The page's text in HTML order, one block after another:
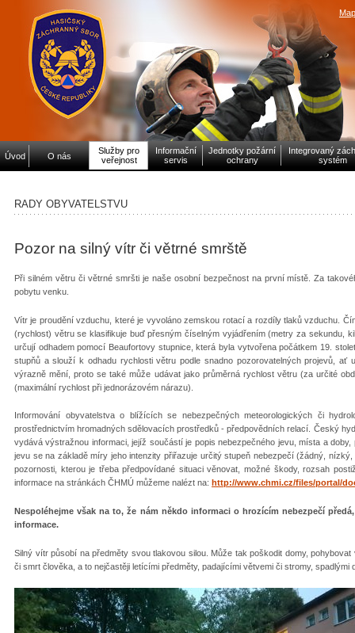
Úvod O nás
Služby pro
veřejnost
Informační
servis
Jednotky požární
ochrany
Integrovaný
systém
RADY OBYVATELSTVU
Pozor na silný vítr či větrné smrště
Při silném větru či větrné smršti je naše osobní bezpečnost na první místě. Za
pobytu venku.
Vítr je proudění vzduchu, které je vyvoláno zemskou rotací a rozdíly tlaků vzduchu.
(rychlost) větru se klasifikuje buď přesným číselným vyjádřením (metry za sekundu,
určují odhadem pomocí Beaufortovy stupnice, která byla vytvořena počátkem 19.
stupňů a slouží k odhadu rychlosti větru podle snadno pozorovatelných projevů,
výrazně mění, proto se také může udávat jako průměrná rychlost větru (za určité
(maximální rychlost při jednorázovém nárazu).
Informování obyvatelstva o blížících se nebezpečných meteorologických či
prostřednictvím hromadných sdělovacích prostředků - předpovědních relací. Český
vydává výstražnou informaci, jejíž součástí je popis nebezpečného jevu, místa a
jevu se na základě míry jeho intenzity přiřazuje určitý stupeň nebezpečí (žádný,
pozornosti, kterou je třeba předpovídané situaci věnovat, možné škody, rozsah
informace na stránkách ČHMÚ můžeme nalézt na: http://www.chmi.cz/files/portal/
Nespoléhejme však na to, že nám někdo informaci o hrozícím nebezpečí
informace.
Silný vítr působí na předměty svou tlakovou silou. Může tak poškodit domy,
či smrt člověka, a to nejčastěji letícími předměty, padajícími větvemi či stromy,